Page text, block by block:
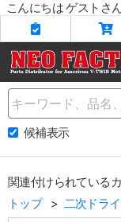
こんにちは ゲストさ
Name
候補表示
関連付けられている
トップ
二次ドラ